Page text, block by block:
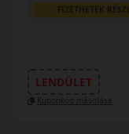
FIZETHETEK
LENDÜLET
Kuponkód másolása